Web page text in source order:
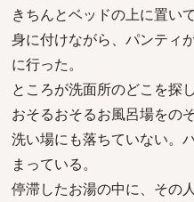
きちんとベッドの上に置い
身に付けながら、パンティ
に行った。
ところが洗面所のどこを探
おそるおそるお風呂場をの
洗い場にも落ちていない。
まっている。
停滞したお湯の中に、その